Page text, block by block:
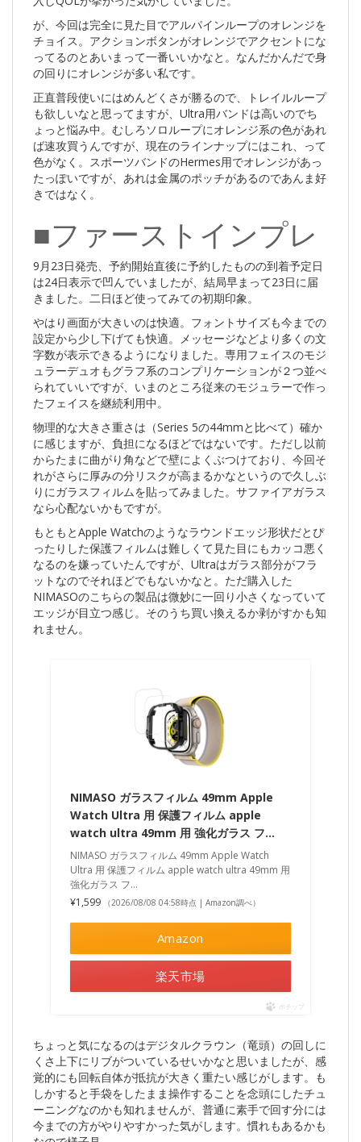
が、今回は完全に見た目でアルパインループのオレンジを
チョイス。アクションボタンがオレンジでアクセントにな
ってるのとあいまって一番いいかなと。なんだかんだで身
の回りにオレンジが多い私です。
正直普段使いにはめんどくさが勝るので、トレイルループ
も欲しいなと思ってますが、Ultra用バンドは高いのでち
ょっと悩み中。むしろソロループにオレンジ系の色があれ
ば速攻買うんですが、現在のラインナップにはこれ、って
色がなく。スポーツバンドのHermes用でオレンジがあっ
たっぽいですが、あれは金属のポッチがあるのであんま好
きではなく。
■ファーストインプレ
9月23日発売、予約開始直後に予約したものの到着予定日
は24日表示で凹んでいましたが、結局早まって23日に届
きました。二日ほど使ってみての初期印象。
やはり画面が大きいのは快適。フォントサイズも今までの
設定から少し下げても快適。メッセージなどより多くの文
字数が表示できるようになりました。専用フェイスのモジ
ュラーデュオもグラフ系のコンプリケーションが２つ並べ
られていいですが、いまのところ従来のモジュラーで作っ
たフェイスを継続利用中。
物理的な大きさ重さは（Series 5の44mmと比べて）確か
に感じますが、負担になるほどではないです。ただし以前
からたまに曲がり角などで壁によくぶつけており、今回そ
れがさらに厚みの分リスクが高まるかなというので久しぶ
りにガラスフィルムを貼ってみました。サファイアガラス
なら心配ないかもですが。
もともとApple Watchのようなラウンドエッジ形状だとぴ
ったりした保護フィルムは難しくて見た目にもカッコ悪く
なるのを嫌っていたんですが、Ultraはガラス部分がフラ
ットなのでそれほどでもないかなと。ただ購入した
NIMASOのこちらの製品は微妙に一回り小さくなっていて
エッジが目立つ感じ。そのうち買い換えるか剥がすかも知
れません。
NIMASO ガラスフィルム 49mm Apple
Watch Ultra 用 保護フィルム apple
watch ultra 49mm 用 強化ガラス フ…
NIMASO ガラスフィルム 49mm Apple Watch
Ultra 用 保護フィルム apple watch ultra 49mm 用
強化ガラス フ…
¥1,599
（2026/08/08 04:58時点 | Amazon調べ）
Amazon
楽天市場
ポチップ
ちょっと気になるのはデジタルクラウン（竜頭）の回しに
くさ上下にリブがついているせいかなと思いましたが、感
覚的にも回転自体が抵抗が大きく重たい感じがします。も
しかすると手袋をしたまま操作することを念頭にしたチュ
ーニングなのかも知れませんが、普通に素手で回す分には
今までの方がやりやすかった気がします。慣れもあるかも